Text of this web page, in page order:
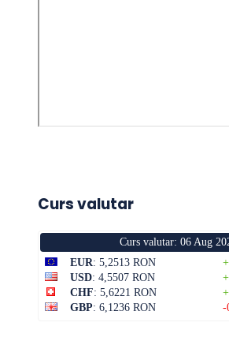
Curs valutar
Curs valutar: 06 Aug
EUR: 5,2513 RON
USD: 4,5507 RON
CHF: 5,6221 RON
GBP: 6,1236 RON -